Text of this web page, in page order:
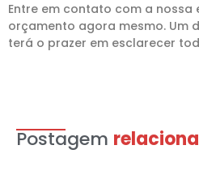
Entre em contato com a nossa
orçamento agora mesmo. Um
terá o prazer em esclarecer
Postagem